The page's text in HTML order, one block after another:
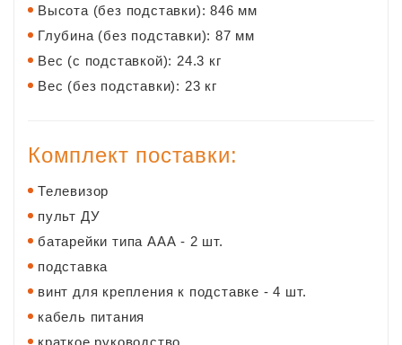
Высота (без подставки): 846 мм
Глубина (без подставки): 87 мм
Вес (с подставкой): 24.3 кг
Вес (без подставки): 23 кг
Комплект поставки:
Телевизор
пульт ДУ
батарейки типа ААА - 2 шт.
подставка
винт для крепления к подставке - 4 шт.
кабель питания